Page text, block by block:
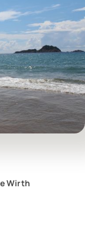
Wirth